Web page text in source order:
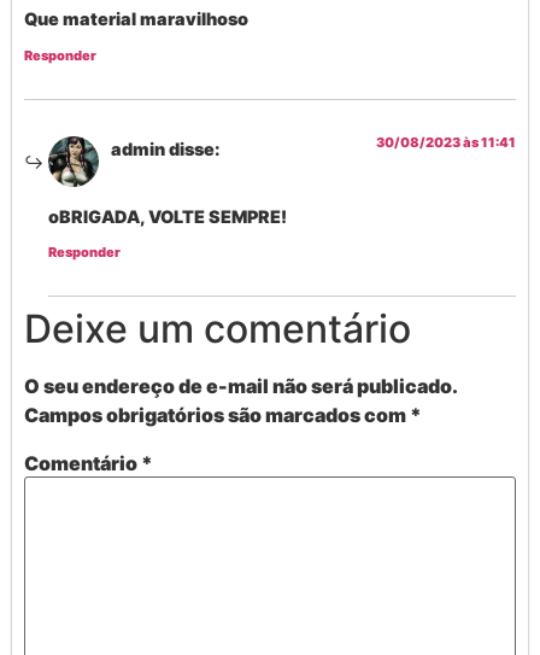
Que material maravilhoso
Responder
admindisse: 30/08/2023 às 11:41
oBRIGADA, VOLTE SEMPRE!
Responder
Deixe um comentário
O seu endereço de e-mail não será publicado.
Campos obrigatórios são marcados com *
Comentário *